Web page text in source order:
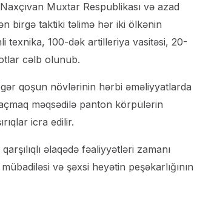
Muxtar Respublikası və azad
birgə taktiki təlimə hər iki ölkənin
texnika, 100-dək artilleriya vasitəsi, 20-
cəlb olunub.
qoşun növlərinin hərbi əməliyyatlarda
məqsədilə panton körpülərin
icra edilir.
əlaqədə fəaliyyətləri zamanı
və şəxsi heyətin peşəkarlığının